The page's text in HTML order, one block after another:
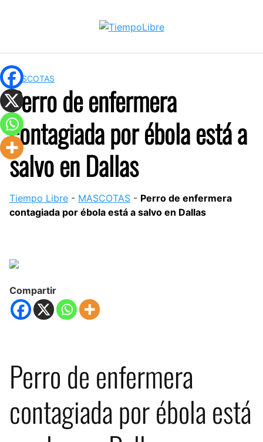
MASCOTAS
Perro de enfermera
contagiada por ébola está a
salvo en Dallas
Tiempo Libre - MASCOTAS - Perro de enfermera
contagiada por ébola está a salvo en Dallas
Compartir
Perro de enfermera
contagiada por ébola está